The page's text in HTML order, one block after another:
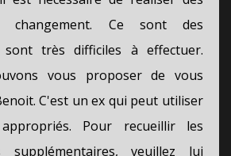
changement. Ce sont des
très difficiles à effectuer.
vous proposer de vous
C'est un ex qui peut utiliser
Pour recueillir les
supplémentaires, veuillez lui